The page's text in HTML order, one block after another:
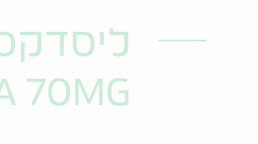
ליסדקס
70MG